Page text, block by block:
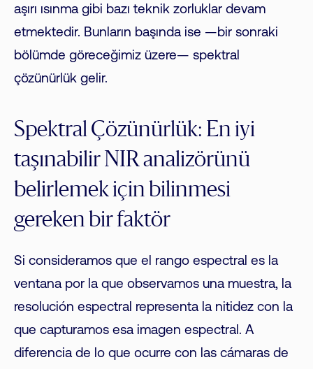
aşırı ısınma gibi bazı teknik zorluklar devam
etmektedir. Bunların başında ise —bir sonraki
bölümde göreceğimiz üzere— spektral
çözünürlük gelir.
Spektral Çözünürlük: En iyi
taşınabilir NIR analizörünü
belirlemek için bilinmesi
gereken bir faktör
Si consideramos que el rango espectral es la
ventana por la que observamos una muestra, la
resolución espectral representa la nitidez con la
que capturamos esa imagen espectral. A
diferencia de lo que ocurre con las cámaras de